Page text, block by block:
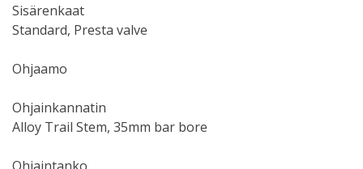
Sisärenkaat
Standard, Presta valve
Ohjaamo
Ohjainkannatin
Alloy Trail Stem, 35mm bar bore
Ohjaintanko